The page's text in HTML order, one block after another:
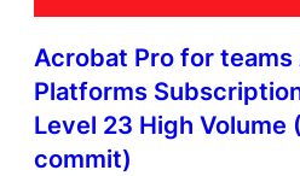
Acrobat Pro for teams
Platforms
Level 23 High Volume
commit)